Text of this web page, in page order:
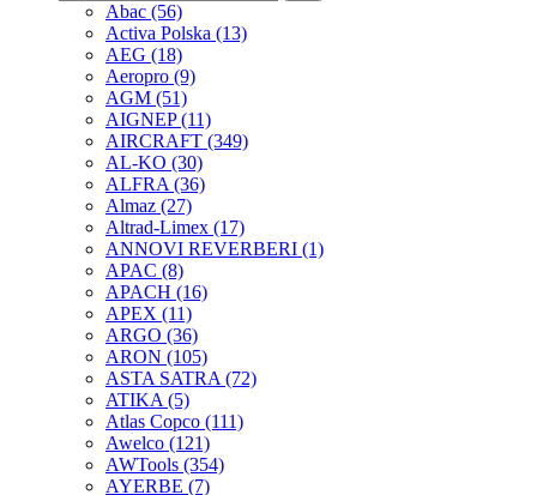
Abac (56)
Activa Polska (13)
AEG (18)
Aeropro (9)
AGM (51)
AIGNEP(11)
AIRCRAFT (349)
AL-KO (30)
ALFRA (36)
Almaz (27)
Altrad-Limex (17)
ANNOVI REVERBERI (1)
APAC (8)
APACH (16)
APEX (11)
ARGO (36)
ARON (105)
ASTA SATRA (72)
ATIKA (5)
Atlas Copco (111)
Awelco (121)
AWTools (354)
AYERBE (7)